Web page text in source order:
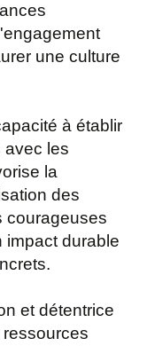
une culture
à établir
avec les
la
des
courageuses
impact durable
et détentrice
ressources